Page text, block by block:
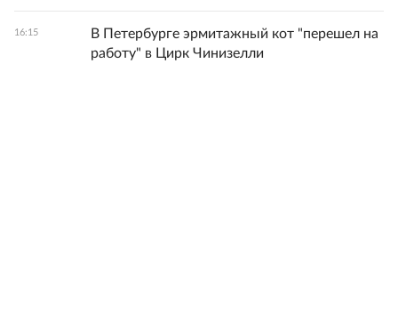
16:15
В Петербурге эрмитажный кот "перешел на
работу" в Цирк Чинизелли